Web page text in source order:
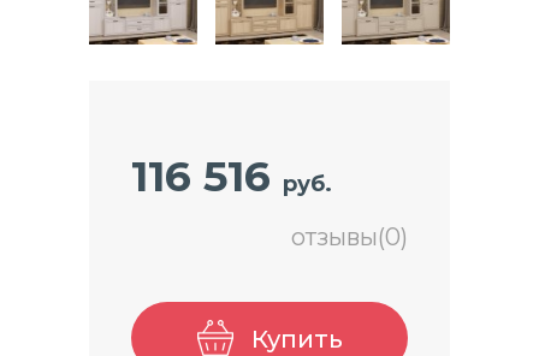
116 516 руб.
отзывы(0)
Купить